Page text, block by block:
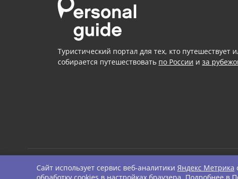
Туристический портал для тех, кто путешествует
собирается путешествовать по России и за
© Personal Guide. All rights
Сайт использует сервис веб-аналитики Яндекс Метрика